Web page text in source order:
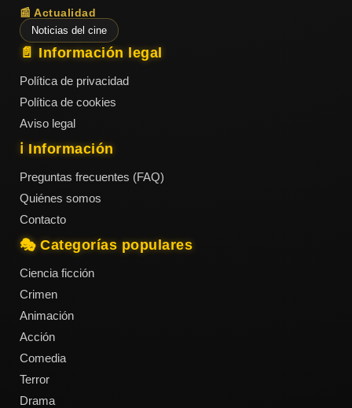
Estrenos
de Cine
2026
Series
2026
Estrenos
2025
Acción
Terror
📰 Actualidad
Noticias del cine
📄 Información legal
Política de privacidad
Política de cookies
Aviso legal
ℹ️ Información
Preguntas frecuentes (FAQ)
Quiénes somos
Contacto
🎭 Categorías populares
Ciencia ficción
Crimen
Animación
Acción
Comedia
Terror
Drama